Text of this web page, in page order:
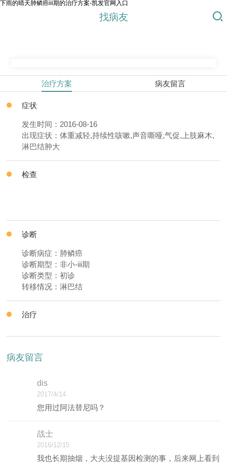
下雨的晴天肺鳞癌iii期的治疗方案-凯发官网入口
找病友
治疗方案 病友留言
症状
发生时间：2016-08-16
出现症状：体重减轻,持续性咳嗽,声音嘶哑,气促,上肢麻木,
淋巴结肿大
检查
诊断
诊断病症：肺鳞癌
诊断期型：非小-iii期
诊断类型：初诊
转移情况：淋巴结
治疗
病友留言
dis
2017/4/14
您用过阿法替尼吗？
战士
2016/12/15
我也长期抽烟，大夫没提基因检测的事，后来网上看到